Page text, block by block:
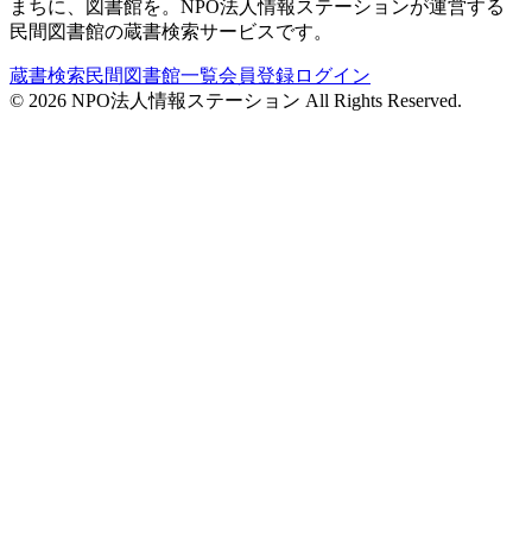
まちに、図書館を。NPO法人情報ステーションが運営する
民間図書館の蔵書検索サービスです。
蔵書検索民間図書館一覧会員登録ログイン
© 2026 NPO法人情報ステーション All Rights Reserved.